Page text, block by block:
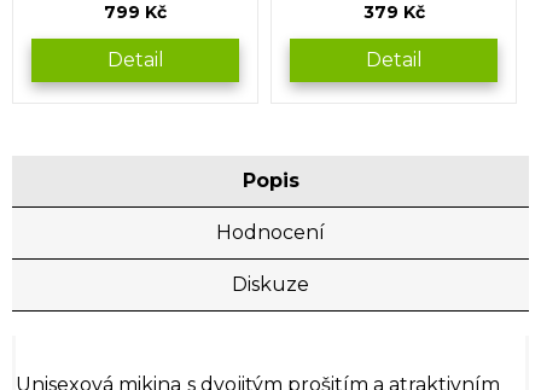
799 Kč
Detail
379 Kč
Detail
Popis
Hodnocení
Diskuze
Unisexová mikina s dvojitým prošitím a atraktivním